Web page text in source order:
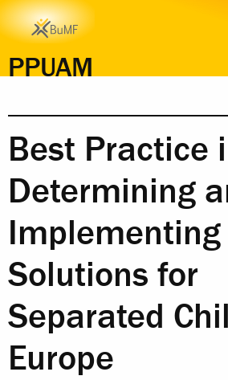
PPUAM
BEST PRACTICE IN DETERMINING AND
Best Practice
Determining
Solutions for
Separated
Europe